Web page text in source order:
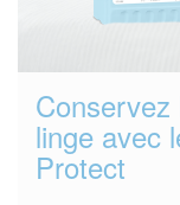
linge avec
Protect